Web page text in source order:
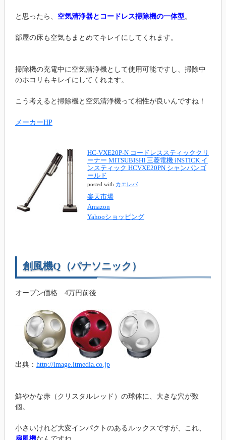
と思ったら、 空気清浄器とコードレス掃除機の一体型 。
部屋の床も空気もまとめてキレイにしてくれます。
掃除機の充電中に空気清浄機として使用可能ですし、掃除中
のホコリもキレイにしてくれます。
こう考えると掃除機と空気清浄機って相性が良いんですね！
メーカーHP
HC-VXE20P-N コードレススティッククリ
ーナー MITSUBISHI 三菱電機 iNSTICK イ
ンスティック HCVXE20PN シャンパンゴ
ールド
posted with カエレバ
楽天市場
Amazon
Yahooショッピング
創風機Q（パナソニック）
オープン価格 4万円前後
出典： http://image.itmedia.co.jp
鮮やかな赤（クリスタルレッド）の球体に、大きな穴が数
個。
小さいけれど大変インパクトのあるルックスですが、これ、